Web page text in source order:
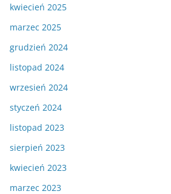
kwiecień 2025
marzec 2025
grudzień 2024
listopad 2024
wrzesień 2024
styczeń 2024
listopad 2023
sierpień 2023
kwiecień 2023
marzec 2023